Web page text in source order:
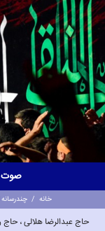
صوت |
خانه /
حاج عبدالرضا هلالی ، حاج